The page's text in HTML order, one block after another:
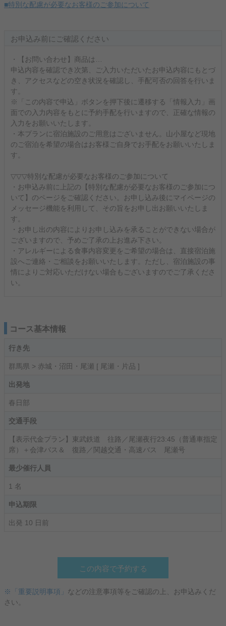
■特別な配慮が必要なお客様のご参加について
お申込み前にご確認ください
・【お問い合わせ】商品は…
申込内容を確認でき次第、ご入力いただいたお申込内容にもとづ
き、アクセスなどの空き状況を確認し、手配可否の回答を行いま
す。
※「この内容で申込」ボタンを押下後に遷移する「情報入力」画
面での入力内容をもとに予約手配を行いますので、正確な情報の
入力をお願いいたします。
・本プランに宿泊施設のご用意はございません。山小屋など現地
のご宿泊を希望の場合はお客様ご自身でお手配をお願いいたしま
す。
▽▽▽特別な配慮が必要なお客様のご参加について
・お申込み前に上記の【特別な配慮が必要なお客様のご参加につ
いて】のページをご確認ください。お申し込み後にマイページの
メッセージ機能を利用して、その旨をお申し出お願いいたしま
す。
・お申し出の内容によりお申し込みを承ることができない場合が
ございますので、予めご了承の上お進み下さい。
・アレルギーによる食事内容変更をご希望の場合は、直接宿泊施
設へご連絡・ご相談をお願いいたします。ただし、宿泊施設の事
情によりご対応いただけない場合もございますのでご了承くださ
い。
コース基本情報
行き先
群馬県 > 赤城・沼田・尾瀬 [ 尾瀬・片品 ]
出発地
春日部
交通手段
【表示代金プラン】東武鉄道 往路／尾瀬夜行23:45（普通車指定
席）＋会津バス＆ 復路／関越交通・高速バス 尾瀬号
最少催行人員
1 名
申込期限
出発 10 日前
この内容で予約する
※「重要説明事項」 などの注意事項等をご確認の上、お申込みくだ
さい。